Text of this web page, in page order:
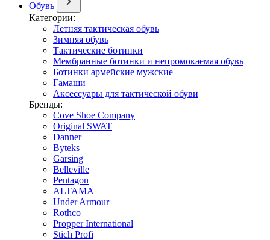
Обувь
Категории:
Летняя тактическая обувь
Зимняя обувь
Тактические ботинки
Мембранные ботинки и непромокаемая обувь
Ботинки армейские мужские
Гамаши
Аксессуары для тактической обуви
Бренды:
Cove Shoe Company
Original SWAT
Danner
Byteks
Garsing
Belleville
Pentagon
ALTAMA
Under Armour
Rothco
Propper International
Stich Profi